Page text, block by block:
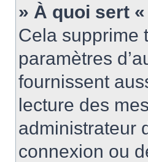
» À quoi sert
Cela supprime
paramètres
fournissent
lecture des
administrateur
connexion ou